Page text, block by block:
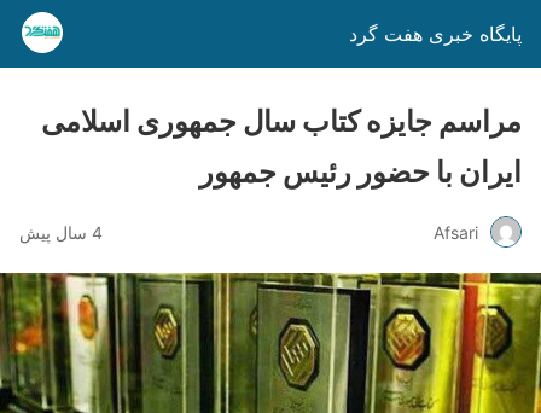
پایگاه خبری هفت گرد
مراسم جایزه کتاب سال جمهوری اسلامی
ایران با حضور رئیس جمهور
Afsari 4 سال پیش